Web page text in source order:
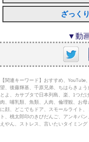
ざっく
▼動
【関連キーワード】おすすめ、
望、後藤輝基、千原兄弟、ちはらきょ
とよ、カサブタで日本列島、楽、1つだ
肉、哺乳類、魚類、人肉、倫理観、お
に顔、どこでもドア、スモールライト
ト、桃太郎印のきびだんご、アンキパ
えやん、ストレス、言いたいタイミング